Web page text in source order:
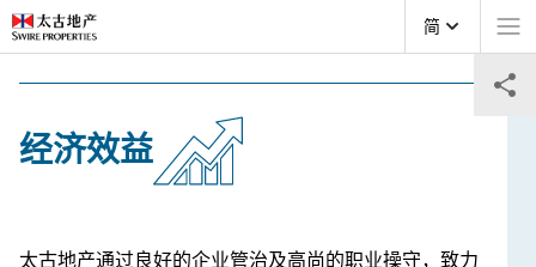
简
经济效益
太古地产通过良好的企业管治及高尚的职业操守，致力